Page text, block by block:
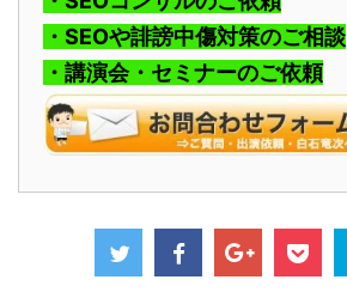
・SEOや誹謗中傷対策のご相談
・講演会・セミナーのご依頼